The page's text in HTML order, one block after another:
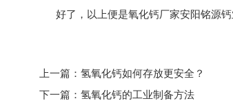
好了，以上便是氧化钙厂家安阳铭源
上一篇： 氢氧化钙如何存放更安全？
下一篇： 氢氧化钙的工业制备方法